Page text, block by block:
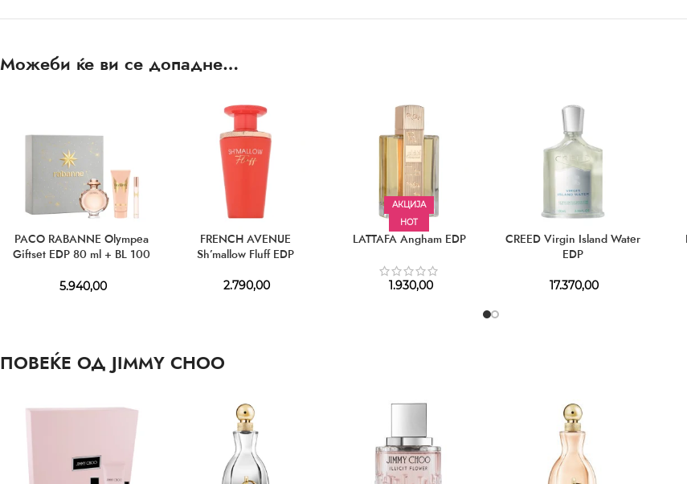
Можеби ќе ви се допадне…
PACO RABANNE Olympea
Giftset EDP 80 ml + BL 100
5.940,00
FRENCH AVENUE
Sh’mallow Fluff EDP
2.790,00
АКЦИЈА
HOT
LATTAFA Angham EDP
1.930,00
CREED Virgin Island Water
EDP
17.370,00
ПОВЕЌЕ ОД JIMMY CHOO